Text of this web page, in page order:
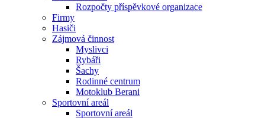
Rozpočty příspěvkové organizace
Firmy
Hasiči
Zájmová činnost
Myslivci
Rybáři
Šachy
Rodinné centrum
Motoklub Berani
Sportovní areál
Sportovní areál